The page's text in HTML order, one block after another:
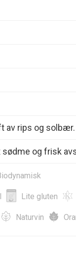
av rips og solbær.
sødme og frisk
Lite gluten
Naturvin